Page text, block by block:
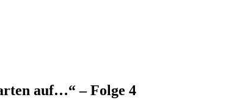
auf…“ – Folge 4